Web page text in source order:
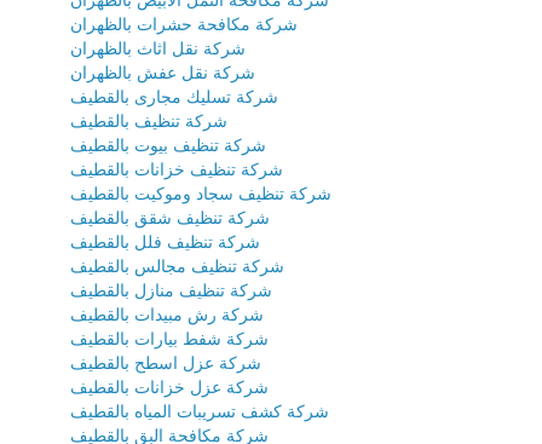
شركة مكافحة حشرات بالظهران
شركة نقل اثاث بالظهران
شركة نقل عفش بالظهران
شركة تسليك مجارى بالقطيف
شركة تنظيف بالقطيف
شركة تنظيف بيوت بالقطيف
شركة تنظيف خزانات بالقطيف
شركة تنظيف سجاد وموكيت بالقطيف
شركة تنظيف شقق بالقطيف
شركة تنظيف فلل بالقطيف
شركة تنظيف مجالس بالقطيف
شركة تنظيف منازل بالقطيف
شركة رش مبيدات بالقطيف
شركة شفط بيارات بالقطيف
شركة عزل اسطح بالقطيف
شركة عزل خزانات بالقطيف
شركة كشف تسريبات المياه بالقطيف
شركة مكافحة البق بالقطيف